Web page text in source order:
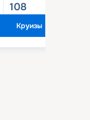
108
Круизы